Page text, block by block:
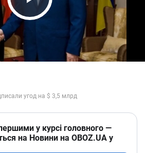
Play Video
у курсі головного —
на Новини на OBOZ.UA у